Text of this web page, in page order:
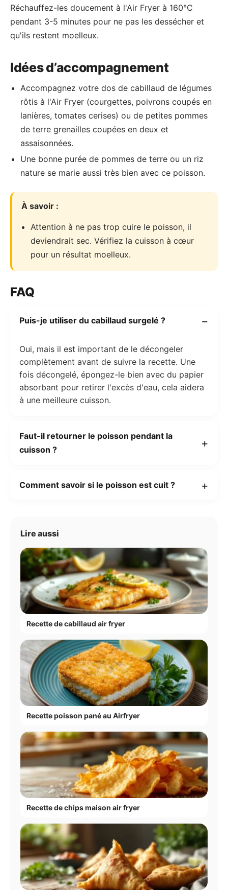
Réchauffez-les doucement à l'Air Fryer à 160°C
pendant 3-5 minutes pour ne pas les dessécher et
qu'ils restent moelleux.
Idées d’accompagnement
Accompagnez votre dos de cabillaud de légumes
rôtis à l'Air Fryer (courgettes, poivrons coupés en
lanières, tomates cerises) ou de petites pommes
de terre grenailles coupées en deux et
assaisonnées.
Une bonne purée de pommes de terre ou un riz
nature se marie aussi très bien avec ce poisson.
À savoir :
Attention à ne pas trop cuire le poisson, il
deviendrait sec. Vérifiez la cuisson à cœur
pour un résultat moelleux.
FAQ
Puis-je utiliser du cabillaud surgelé ?
Oui, mais il est important de le décongeler
complètement avant de suivre la recette. Une
fois décongelé, épongez-le bien avec du papier
absorbant pour retirer l'excès d'eau, cela aidera
à une meilleure cuisson.
Faut-il retourner le poisson pendant la
cuisson ?
Comment savoir si le poisson est cuit ?
Lire aussi
Recette de cabillaud air fryer
Recette poisson pané au Airfryer
Recette de chips maison air fryer